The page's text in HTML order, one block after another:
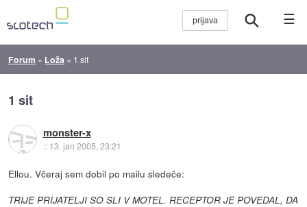
☰
Forum » Loža » 1 sit
1 sit
monster-x
:: 13. jan 2005, 23:21
Ellou. Včeraj sem dobil po mailu sledeče:
TRIJE PRIJATELJI SO SLI V MOTEL. RECEPTOR JE POVEDAL, DA